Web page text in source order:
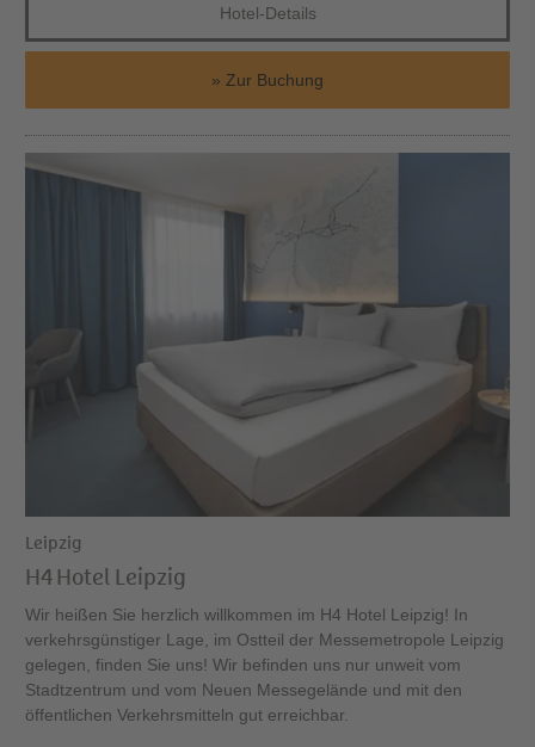
Hotel-Details
Zur Buchung
Leipzig
H4 Hotel Leipzig
Wir heißen Sie herzlich willkommen im H4 Hotel Leipzig! In
verkehrsgünstiger Lage, im Ostteil der Messemetropole Leipzig
gelegen, finden Sie uns! Wir befinden uns nur unweit vom
Stadtzentrum und vom Neuen Messegelände und mit den
öffentlichen Verkehrsmitteln gut erreichbar.